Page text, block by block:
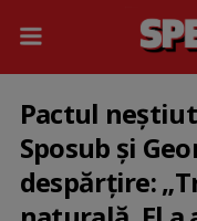
Pactul
Sposub și
despărțire: